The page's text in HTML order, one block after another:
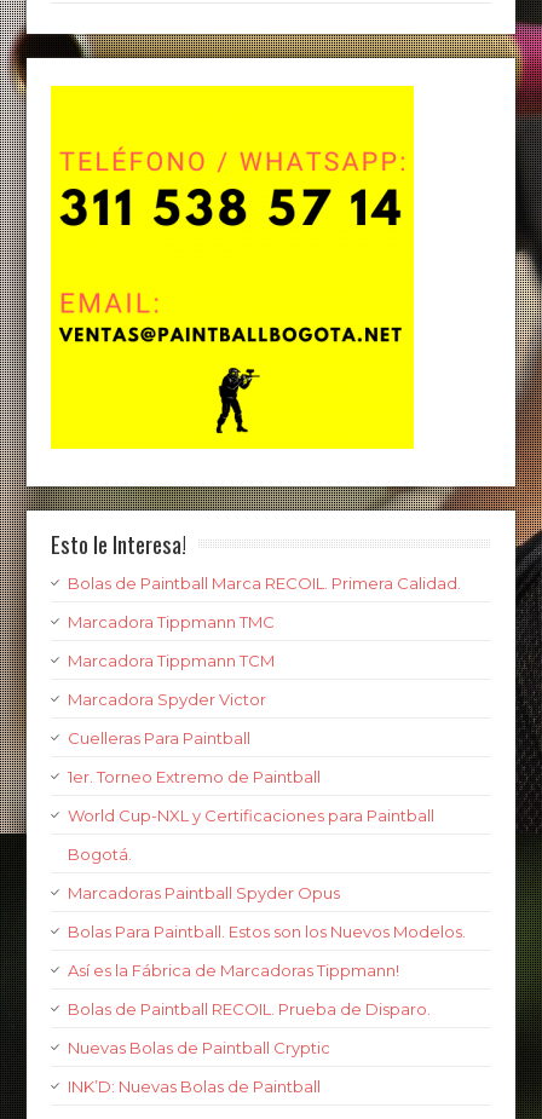
Esto le Interesa!
Bolas de Paintball Marca RECOIL. Primera Calidad.
Marcadora Tippmann TMC
Marcadora Tippmann TCM
Marcadora Spyder Victor
Cuelleras Para Paintball
1er. Torneo Extremo de Paintball
World Cup-NXL y Certificaciones para Paintball
Bogotá.
Marcadoras Paintball Spyder Opus
Bolas Para Paintball. Estos son los Nuevos Modelos.
Así es la Fábrica de Marcadoras Tippmann!
Bolas de Paintball RECOIL. Prueba de Disparo.
Nuevas Bolas de Paintball Cryptic
INK’D: Nuevas Bolas de Paintball